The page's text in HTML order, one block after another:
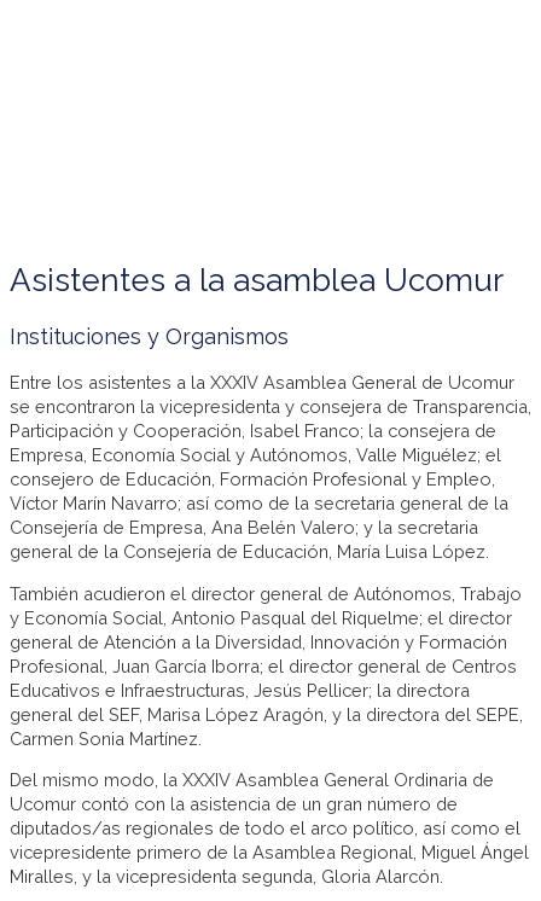
Asistentes a la asamblea Ucomur
Instituciones y Organismos
Entre los asistentes a la XXXIV Asamblea General de Ucomur
se encontraron la vicepresidenta y consejera de Transparencia,
Participación y Cooperación, Isabel Franco; la consejera de
Empresa, Economía Social y Autónomos, Valle Miguélez; el
consejero de Educación, Formación Profesional y Empleo,
Víctor Marín Navarro; así como de la secretaria general de la
Consejería de Empresa, Ana Belén Valero; y la secretaria
general de la Consejería de Educación, María Luisa López.
También acudieron el director general de Autónomos, Trabajo
y Economía Social, Antonio Pasqual del Riquelme; el director
general de Atención a la Diversidad, Innovación y Formación
Profesional, Juan García Iborra; el director general de Centros
Educativos e Infraestructuras, Jesús Pellicer; la directora
general del SEF, Marisa López Aragón, y la directora del SEPE,
Carmen Sonia Martínez.
Del mismo modo, la XXXIV Asamblea General Ordinaria de
Ucomur contó con la asistencia de un gran número de
diputados/as regionales de todo el arco político, así como el
vicepresidente primero de la Asamblea Regional, Miguel Ángel
Miralles, y la vicepresidenta segunda, Gloria Alarcón.